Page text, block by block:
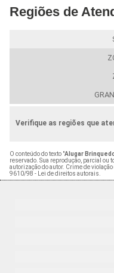
Regiões de
Verifique as regiões que
O conteúdo do texto "Alugar
reservado. Sua reprodução, parcial ou
autorização do autor. Crime de
9610/98 - Lei de direitos autorais.